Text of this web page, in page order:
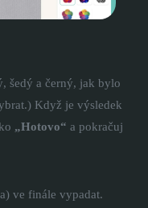
šedý a černý, jak bylo
Když je výsledek
„Hotovo“ a pokračuj
ve finále vypadat.